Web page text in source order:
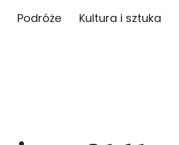
Podróże Kultura i sztuka